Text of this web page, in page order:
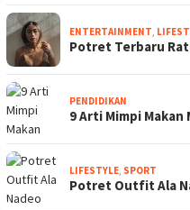
ENTERTAINMENT
Potret Terbaru
PENDIDIKAN
9 Arti Mimpi
LIFESTYLE SPORT
Potret Outfit Ala